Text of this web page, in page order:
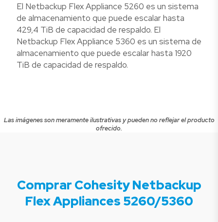
El Netbackup Flex Appliance 5260 es un sistema
de almacenamiento que puede escalar hasta
429,4 TiB de capacidad de respaldo. El
Netbackup Flex Appliance 5360 es un sistema de
almacenamiento que puede escalar hasta 1920
TiB de capacidad de respaldo.
Las imágenes son meramente ilustrativas y pueden no reflejar el producto
ofrecido.
Comprar Cohesity Netbackup
Flex Appliances 5260/5360